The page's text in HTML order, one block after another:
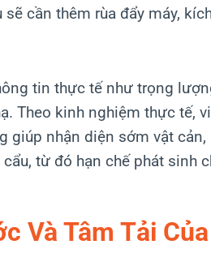
cần thêm rùa đẩy máy,
tin thực tế như trọng
Theo kinh nghiệm thực tế,
giúp nhận diện sớm vật cản,
từ đó hạn chế phát sinh
Và Tâm Tải